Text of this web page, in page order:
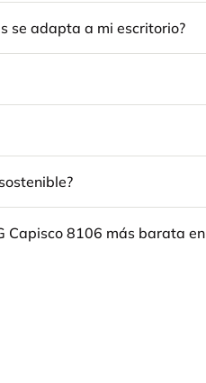
se adapta a mi escritorio?
Capisco 8106 más barata en